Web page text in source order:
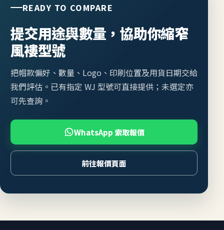
READY TO COMPARE
提交用途與數量，協助你縮窄
風褸型號
把帽款偏好、數量、Logo、印刷位置及用貨日期交給
我們評估。已有指定 WJ 型號可直接提供；未選定亦
可先查詢。
WhatsApp 索取報價
前往報價頁面